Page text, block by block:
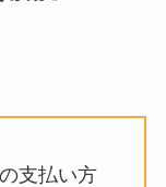
支払い方